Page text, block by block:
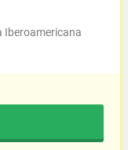
Iberoamericana